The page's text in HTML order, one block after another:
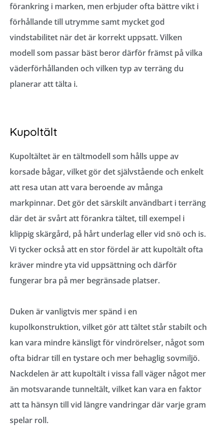
förankring i marken, men erbjuder ofta bättre vikt i
förhållande till utrymme samt mycket god
vindstabilitet när det är korrekt uppsatt. Vilken
modell som passar bäst beror därför främst på vilka
väderförhållanden och vilken typ av terräng du
planerar att tälta i.
Kupoltält
Kupoltältet är en tältmodell som hålls uppe av
korsade bågar, vilket gör det självstående och enkelt
att resa utan att vara beroende av många
markpinnar. Det gör det särskilt användbart i terräng
där det är svårt att förankra tältet, till exempel i
klippig skärgård, på hårt underlag eller vid snö och is.
Vi tycker också att en stor fördel är att kupoltält ofta
kräver mindre yta vid uppsättning och därför
fungerar bra på mer begränsade platser.
Duken är vanligtvis mer spänd i en
kupolkonstruktion, vilket gör att tältet står stabilt och
kan vara mindre känsligt för vindrörelser, något som
ofta bidrar till en tystare och mer behaglig sovmiljö.
Nackdelen är att kupoltält i vissa fall väger något mer
än motsvarande tunneltält, vilket kan vara en faktor
att ta hänsyn till vid längre vandringar där varje gram
spelar roll.